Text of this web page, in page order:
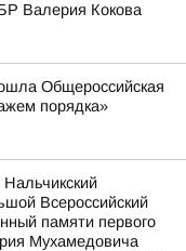
Валерия Кокова
Общероссийская
порядка»
Всероссийский
памяти первого
Мухамедовича